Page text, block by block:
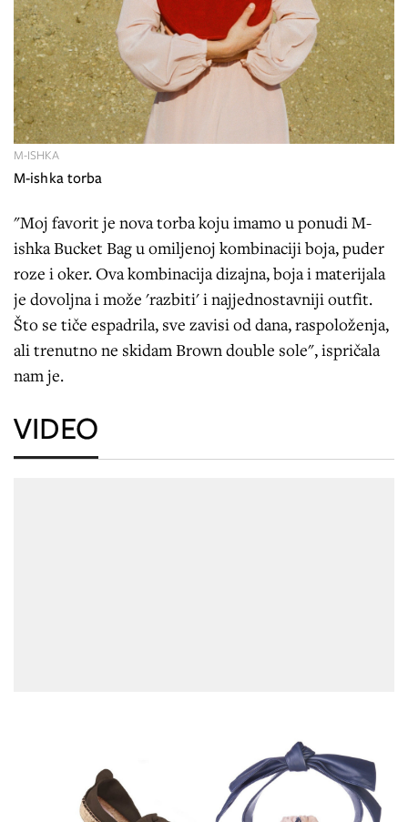
M-ISHKA
M-ishka torba
"Moj favorit je nova torba koju imamo u ponudi M-
ishka Bucket Bag u omiljenoj kombinaciji boja, puder
roze i oker. Ova kombinacija dizajna, boja i materijala
je dovoljna i može 'razbiti' i najjednostavniji outfit.
Što se tiče espadrila, sve zavisi od dana, raspoloženja,
ali trenutno ne skidam Brown double sole", ispričala
nam je.
VIDEO